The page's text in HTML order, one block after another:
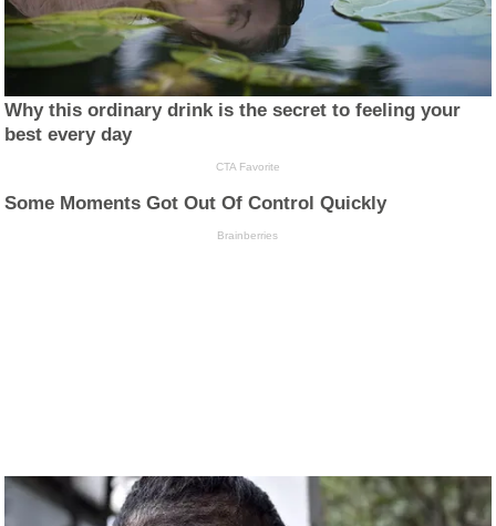
Why this ordinary drink is the secret to feeling your
best every day
CTA Favorite
Some Moments Got Out Of Control Quickly
Brainberries